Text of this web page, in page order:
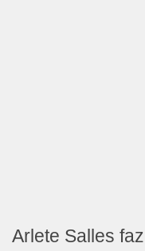
Arlete Salles